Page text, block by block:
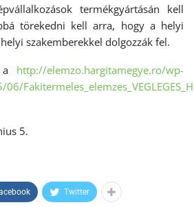
termékgyártásán kell
törekedni kell arra, hogy a helyi
szakemberekkel dolgozzák fel.
a http://elemzo.hargitamegye.ro/wp-
5.
Twitter